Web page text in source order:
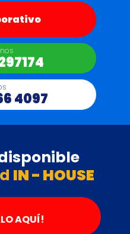
4097
IN - HOUSE
AQUÍ!